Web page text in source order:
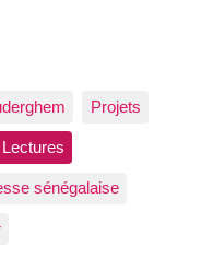
Projets
Lectures
sénégalaise